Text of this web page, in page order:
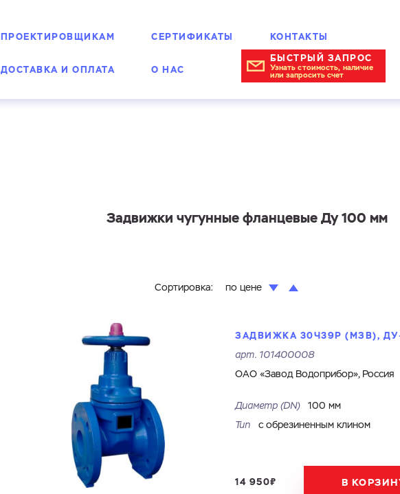
ПРОЕКТИРОВЩИКАМ
ДОСТАВКА И ОПЛАТА
СЕРТИФИКАТЫ
О НАС
КОНТАКТЫ
БЫСТРЫЙ ЗАПРОС
Узнать стоимость, наличие
или запросить счет
Задвижки чугунные фланцевые Ду 100 мм
Сортировка: по цене
ЗАДВИЖКА 30Ч39Р (МЗВ),
арт. 101400008
ОАО «Завод Водоприбор», Россия
Диаметр (DN) 100 мм
Тип
с обрезиненным клином
14 950₽ В